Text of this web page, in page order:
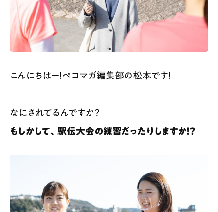
こんにちはー！ペコマガ編集部の松本です！
なにされてるんですか？
もしかして、駅伝大会の練習だったりしますか！？